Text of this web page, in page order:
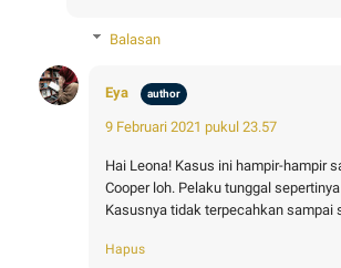
Balasan
Eya
9 Februari 2021 pukul 23.57
Hai Leona! Kasus ini hampir-hampir
Cooper loh. Pelaku tunggal
Kasusnya tidak terpecahkan sampai
Hapus